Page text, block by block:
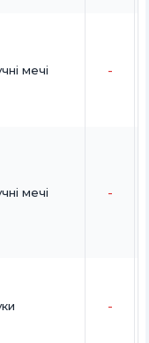
мечі -
мечі -
-